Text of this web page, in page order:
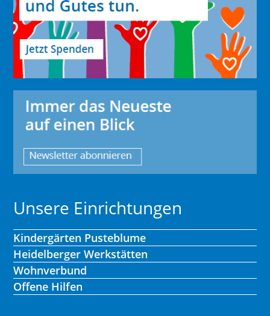
Unsere Einrichtungen
Kindergärten Pusteblume
Heidelberger Werkstätten
Wohnverbund
Offene Hilfen